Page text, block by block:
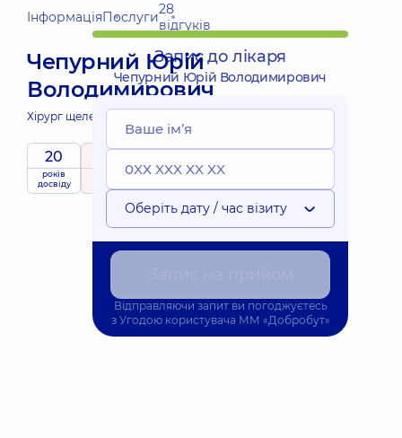
ІнформаціяПослуги28
відгуків
Чепурний Юрій
Володимирович
Хірург щелепно-лицевий;
20
років
досвіду
рейтингна підставі
Експерт
Запис до лікаря
Чепурний Юрій Володимирович
Оберіть дату / час візиту
Відправляючи запит ви погоджуєтесь
з Угодою користувача ММ «Добробут»